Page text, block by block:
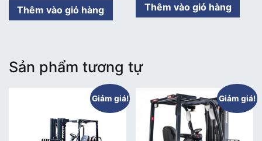
Thêm vào giỏ hàng Thêm vào giỏ hàng
Sản phẩm tương tự
Giảm giá! Giảm giá!